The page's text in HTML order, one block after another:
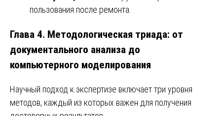
пользования после ремонта.
Глава 4. Методологическая триада: от
документального анализа до
компьютерного моделирования
Научный подход к экспертизе включает три уровня
методов, каждый из которых важен для получения